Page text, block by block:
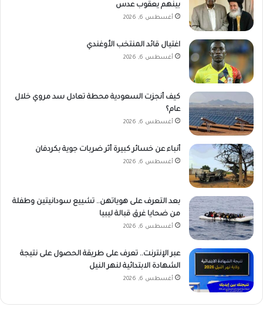
بينهم يعقوب عدس
أغسطس 6, 2026
اغتيال قائد المنتخب الأوغندي
أغسطس 6, 2026
كيف أنجزت السعودية محطة تعادل سد مروي خلال
عام؟
أغسطس 6, 2026
أنباء عن خسائر كبيرة أثر ضربات جوية بكردفان
أغسطس 6, 2026
بعد التعرف على هوياتهن.. تشييع سودانيتين وطفلة
من ضحايا غرق قبالة ليبيا
أغسطس 6, 2026
عبر الإنترنت.. تعرف على طريقة الحصول على نتيجة
الشهادة الابتدائية لنهر النيل
أغسطس 6, 2026